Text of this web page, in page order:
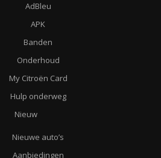
AdBleu
APK
Banden
Onderhoud
My Citroën Card
Hulp onderweg
Nieuw
Nieuwe auto’s
Aanbiedingen